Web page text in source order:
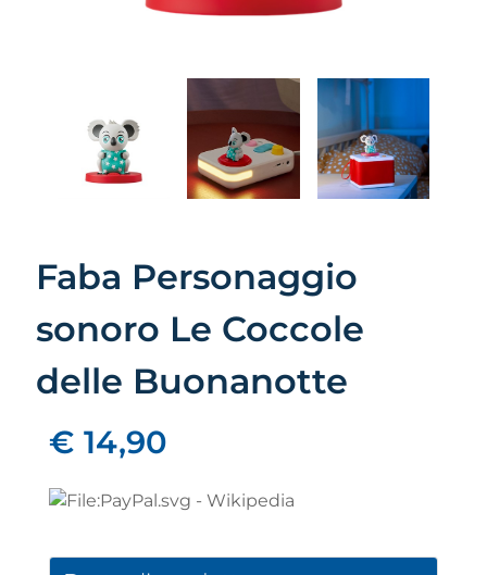
Faba Personaggio
sonoro Le Coccole
delle Buonanotte
€ 14,90